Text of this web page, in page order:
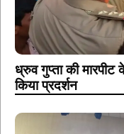
ध्रुव गुप्ता की
किया प्रदर्शन